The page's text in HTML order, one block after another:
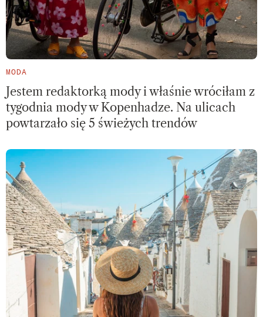
MODA
Jestem redaktorką mody i właśnie wróciłam z
tygodnia mody w Kopenhadze. Na ulicach
powtarzało się 5 świeżych trendów